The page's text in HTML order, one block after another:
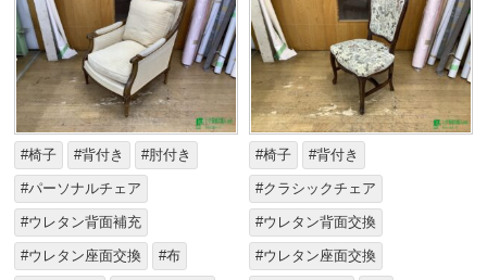
#椅子 #背付き #肘付き
#パーソナルチェア
#ウレタン背面補充
#ウレタン座面交換 #布
#椅子 #背付き
#クラシックチェア
#ウレタン背面交換
#ウレタン座面交換